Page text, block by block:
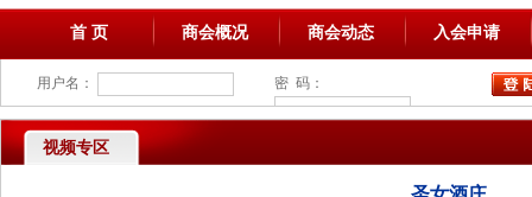
首 页 商会概况 商会动态 入会申请
用户名： 密 码：
视频专区